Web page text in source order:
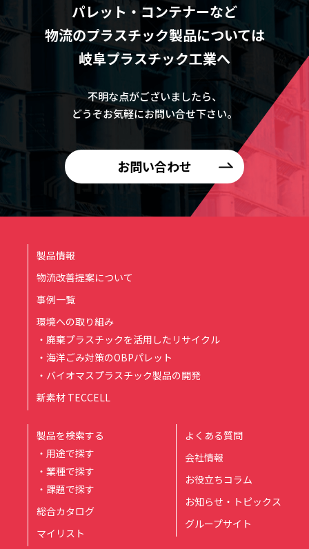
パレット・コンテナーなど
物流のプラスチック製品については
岐阜プラスチック工業へ
不明な点がございましたら、
どうぞお気軽にお問い合せ下さい。
お問い合わせ
製品情報
物流改善提案について
事例一覧
環境への取り組み
・廃棄プラスチックを活用したリサイクル
・海洋ごみ対策のOBPパレット
・バイオマスプラスチック製品の開発
新素材 TECCELL
製品を検索する
・用途で探す
・業種で探す
・課題で探す
総合カタログ
マイリスト
よくある質問
会社情報
お役立ちコラム
お知らせ・トピックス
グループサイト